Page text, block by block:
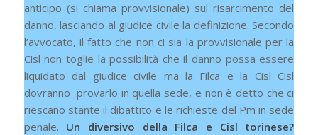
anticipo (si chiama provvisionale) sul risarcimento del
danno, lasciando al giudice civile la definizione. Secondo
l’avvocato, il fatto che non ci sia la provvisionale per la
Cisl non toglie la possibilità che il danno possa essere
liquidato dal giudice civile ma la Filca e la Cisl Cisl
dovranno provarlo in quella sede, e non è detto che ci
riescano stante il dibattito e le richieste del Pm in sede
penale. Un diversivo della Filca e Cisl torinese?